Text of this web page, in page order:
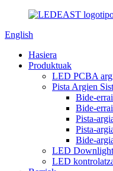
English
Hasiera
Produktuak
LED PCBA
Pista Argien
Bide-
Bide-
Pista-
Pista-
Bide-
LED Downlight
LED